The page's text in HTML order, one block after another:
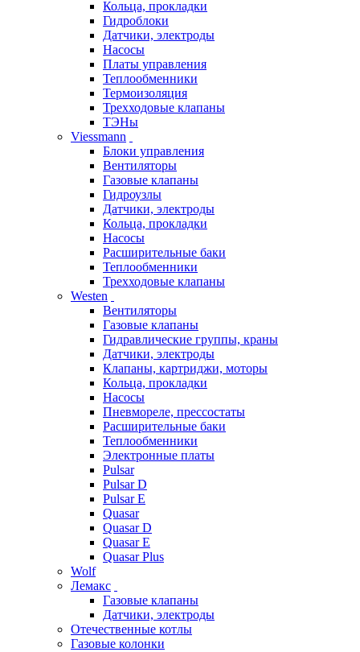
Кольца, прокладки
Гидроблоки
Датчики, электроды
Насосы
Платы управления
Теплообменники
Термоизоляция
Трехходовые клапаны
ТЭНы
Viessmann
Блоки управления
Вентиляторы
Газовые клапаны
Гидроузлы
Датчики, электроды
Кольца, прокладки
Насосы
Расширительные баки
Теплообменники
Трехходовые клапаны
Westen
Вентиляторы
Газовые клапаны
Гидравлические группы, краны
Датчики, электроды
Клапаны, картриджи, моторы
Кольца, прокладки
Насосы
Пневмореле, прессостаты
Расширительные баки
Теплообменники
Электронные платы
Pulsar
Pulsar D
Pulsar E
Quasar
Quasar D
Quasar E
Quasar Plus
Wolf
Лемакс
Газовые клапаны
Датчики, электроды
Отечественные котлы
Газовые колонки